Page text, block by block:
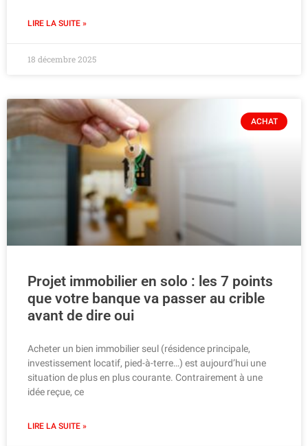
LIRE LA SUITE »
18 décembre 2025
ACHAT
Projet immobilier en solo : les 7 points
que votre banque va passer au crible
avant de dire oui
Acheter un bien immobilier seul (résidence principale,
investissement locatif, pied-à-terre…) est aujourd’hui une
situation de plus en plus courante. Contrairement à une
idée reçue, ce
LIRE LA SUITE »